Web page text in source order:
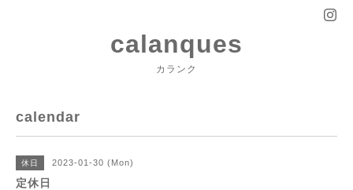
calanques
カランク
calendar
休日 2023-01-30 (Mon)
定休日